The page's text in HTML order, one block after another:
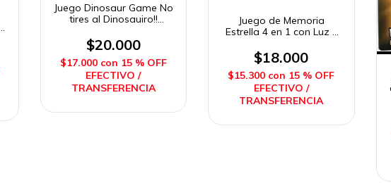
Juego Dinosaur Game No
tires al Dinosauiro!!
$20.000
$17.000 con 15 % OFF
EFECTIVO /
TRANSFERENCIA
Juego de Memoria
Estrella 4 en 1 con Luz y
$18.000
$15.300 con 15 % OFF
EFECTIVO /
TRANSFERENCIA